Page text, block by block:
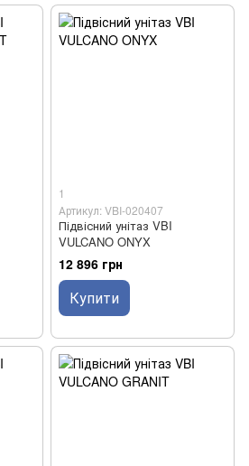
1
Артикул: VBI-020407
Підвісний унітаз VBI
VULCANO ONYX
12 896 грн
Купити